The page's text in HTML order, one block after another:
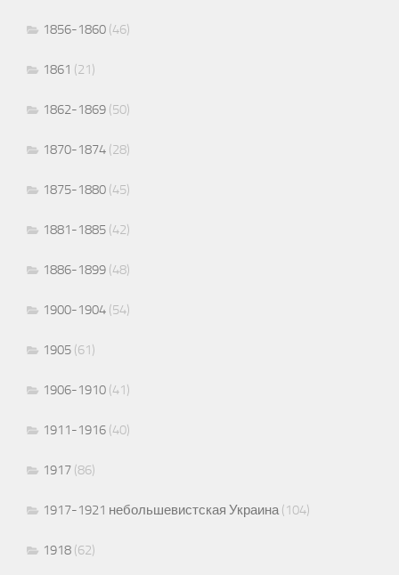
1856-1860 (46)
1861 (21)
1862-1869 (50)
1870-1874 (28)
1875-1880 (45)
1881-1885 (42)
1886-1899 (48)
1900-1904 (54)
1905 (61)
1906-1910 (41)
1911-1916 (40)
1917 (86)
1917-1921 небольшевистская Украина(104)
1918 (62)